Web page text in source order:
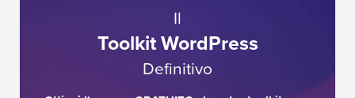
Il
Toolkit WordPress
Definitivo